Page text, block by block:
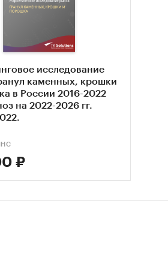
исследование
каменных, крошки
в России 2016-2022
на 2022-2026 гг.
₽